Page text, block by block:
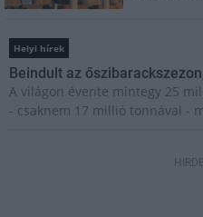
Helyi hírek
Beindult az
A világon évente mintegy 25
- csaknem 17 millió tonnával -